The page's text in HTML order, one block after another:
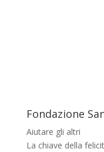
Fondazione
Aiutare gli altri
La chiave della